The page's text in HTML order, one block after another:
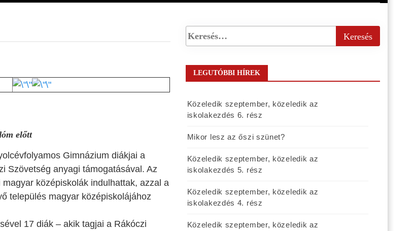
előtt
Gimnázium diákjai a
Szövetség anyagi támogatásával. Az
középiskolák indulhattak, azzal a
település magyar középiskolájához
17 diák – akik tagjai a Rákóczi
LEGUTÓBBI HÍREK
Közeledik szeptember, közeledik az
iskolakezdés 6. rész
Mikor lesz az őszi szünet?
Közeledik szeptember, közeledik az
iskolakezdés 5. rész
Közeledik szeptember, közeledik az
iskolakezdés 4. rész
Közeledik szeptember, közeledik az